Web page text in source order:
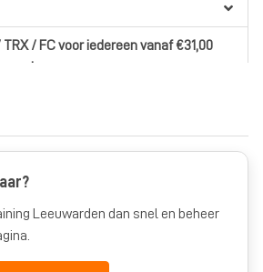
/ FCvoor iedereenvanaf €31,00
Leeuwarden dan snel en beheer